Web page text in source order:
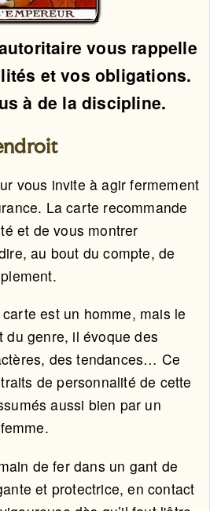
vous rappelle
et vos obligations.
à de la discipline.
vous invite à agir fermement
La carte recommande
et de vous montrer
au bout du compte, de
est un homme, mais le
du genre, il évoque des
des tendances… Ce
de personnalité de cette
aussi bien par un
de fer dans un gant de
et protectrice, en contact